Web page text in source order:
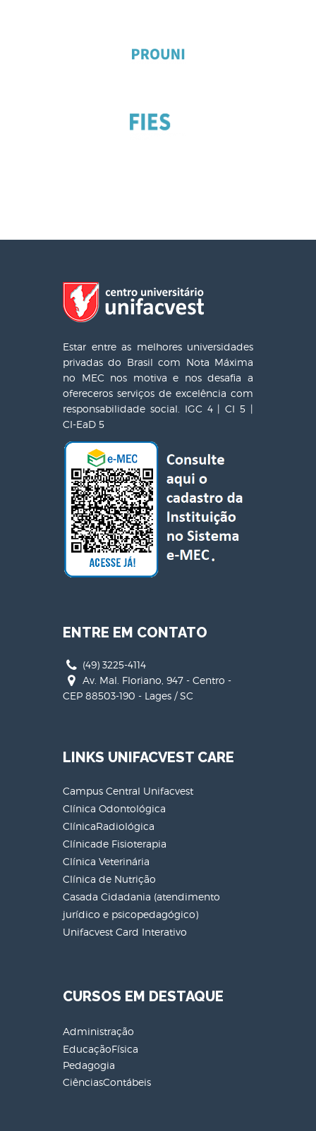
Estar entre as melhores universidades
privadas do Brasil com Nota Máxima
no MEC nos motiva e nos desafia a
ofereceros serviços de excelência com
responsabilidade social. IGC 4 | CI 5 |
CI-EaD 5
ENTRE EM CONTATO
(49) 3225-4114
Av. Mal. Floriano, 947 - Centro -
CEP 88503-190 - Lages / SC
LINKS UNIFACVEST CARE
Campus Central Unifacvest
Clínica Odontológica
ClínicaRadiológica
Clínicade Fisioterapia
Clínica Veterinária
Clínica de Nutrição
Casada Cidadania (atendimento
jurídico e psicopedagógico)
Unifacvest Card Interativo
CURSOS EM DESTAQUE
Administração
EducaçãoFísica
Pedagogia
CiênciasContábeis